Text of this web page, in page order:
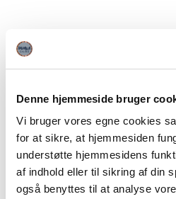
Denne hjemmeside bruger
Vi bruger vores egne cookies
for at sikre, at hjemmesiden
understøtte hjemmesidens
af indhold eller til sikring af din
også benyttes til at analyse